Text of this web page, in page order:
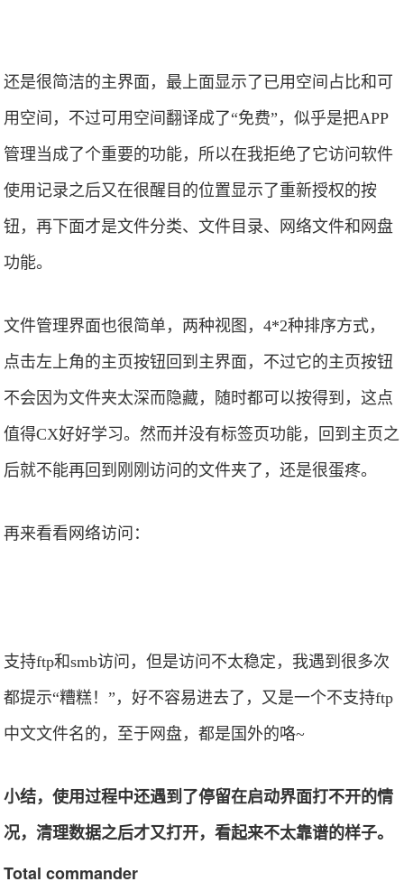
还是很简洁的主界面，最上面显示了已用空间占比和可
用空间，不过可用空间翻译成了“免费”，似乎是把APP
管理当成了个重要的功能，所以在我拒绝了它访问软件
使用记录之后又在很醒目的位置显示了重新授权的按
钮，再下面才是文件分类、文件目录、网络文件和网盘
功能。
文件管理界面也很简单，两种视图，4*2种排序方式，
点击左上角的主页按钮回到主界面，不过它的主页按钮
不会因为文件夹太深而隐藏，随时都可以按得到，这点
值得CX好好学习。然而并没有标签页功能，回到主页之
后就不能再回到刚刚访问的文件夹了，还是很蛋疼。
再来看看网络访问：
支持ftp和smb访问，但是访问不太稳定，我遇到很多次
都提示“糟糕！”，好不容易进去了，又是一个不支持ftp
中文文件名的，至于网盘，都是国外的咯~
小结，使用过程中还遇到了停留在启动界面打不开的情
况，清理数据之后才又打开，看起来不太靠谱的样子。
Total commander